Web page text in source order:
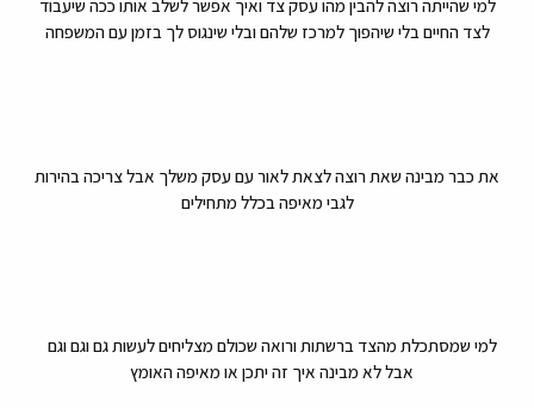
למי שהייתה רוצה להבין מהו עסק צד ואיך אפשר לשלב אותו ככה שיעבוד
לצד החיים בלי שיהפוך למרכז שלהם ובלי שינגוס לך בזמן עם המשפחה
את כבר מבינה שאת רוצה לצאת לאור עם עסק משלך אבל צריכה בהירות
לגבי מאיפה בכלל מתחילים
למי שמסתכלת מהצד ברשתות ורואה שכולם מצליחים לעשות גם וגם וגם
אבל לא מבינה איך זה יתכן או מאיפה האומץ